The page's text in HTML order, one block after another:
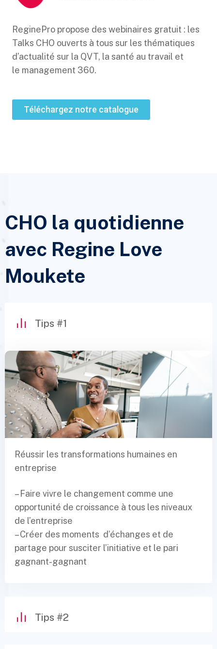
ReginePro propose des webinaires gratuit : les
Talks CHO ouverts à tous sur les thématiques
d’actualité sur la QVT, la santé au travail et
le management 360.
Téléchargez notre catalogue
CHO la quotidienne
avec Regine Love
Moukete
Tips #1
Réussir les transformations humaines en
entreprise
– Faire vivre le changement comme une
opportunité de croissance à tous les niveaux
de l’entreprise
– Créer des moments d’échanges et de
partage pour susciter l’initiative et le pari
gagnant-gagnant
Tips #2